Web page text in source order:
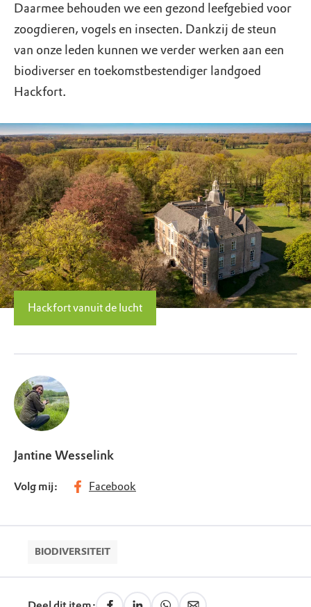
Daarmee behouden we een gezond leefgebied voor
zoogdieren, vogels en insecten. Dankzij de steun
van onze leden kunnen we verder werken aan een
biodiverser en toekomstbestendiger landgoed
Hackfort.
Hackfort vanuit de lucht
Jantine Wesselink
Volg mij: Facebook
BIODIVERSITEIT